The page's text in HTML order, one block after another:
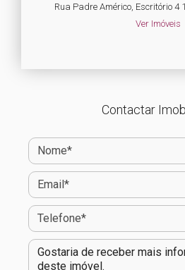
Rua Padre Américo, Escritório 4
Ver Imóveis
Contactar